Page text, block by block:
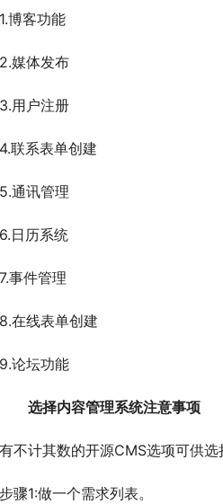
1.博客功能
2.媒体发布
3.用户注册
4.联系表单创建
5.通讯管理
6.日历系统
7.事件管理
8.在线表单创建
9.论坛功能
选择内容管理系统注意事项
有不计其数的开源CMS选项可供
步骤1:做一个需求列表。